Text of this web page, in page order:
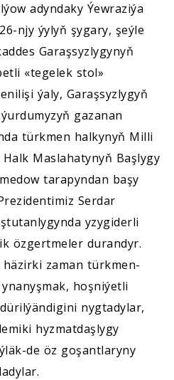
adyndaky Ýewraziýa
njy ýylyň şygary, şeýle
Garaşsyzlygynyň
«tegelek stol»
ýaly, Garaşsyzlygyň
gazanan
türkmen halkynyň Milli
Maslahatynyň Başlygy
tarapyndan başy
Serdar
yzygiderli
özgertmeler durandyr.
zaman türkmen-
hoşniýetli
nygtadylar,
hyzmatdaşlygy
de öz goşantlaryny